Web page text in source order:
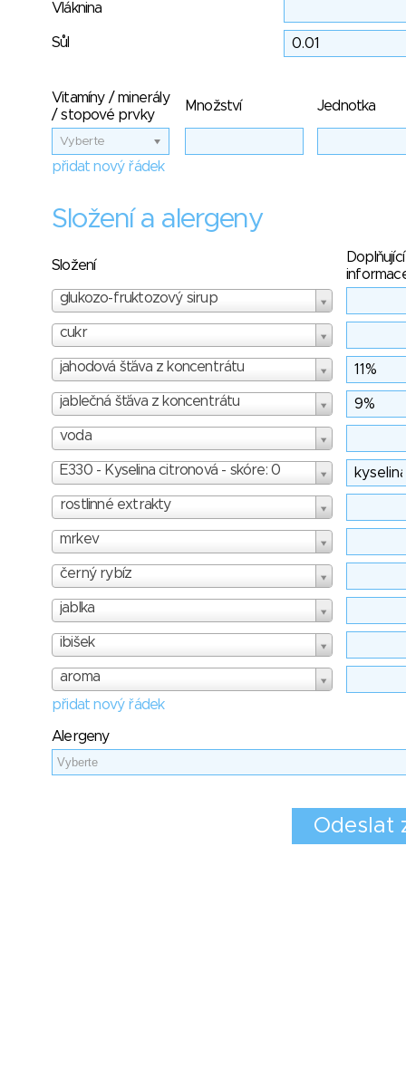
Vláknina
Sůl
Vitamíny / minerály
/ stopové prvky
Množství Jednotka
Vyberte
přidat nový řádek
Složení a alergeny
Složení
Doplňující
glukozo-fruktozový sirup
cukr
jahodová šťáva z koncentrátu
jablečná šťáva z koncentrátu
voda
E330 - Kyselina citronová - skóre: 0
rostlinné extrakty
mrkev
černý rybíz
jablka
ibišek
aroma
přidat nový řádek
Alergeny